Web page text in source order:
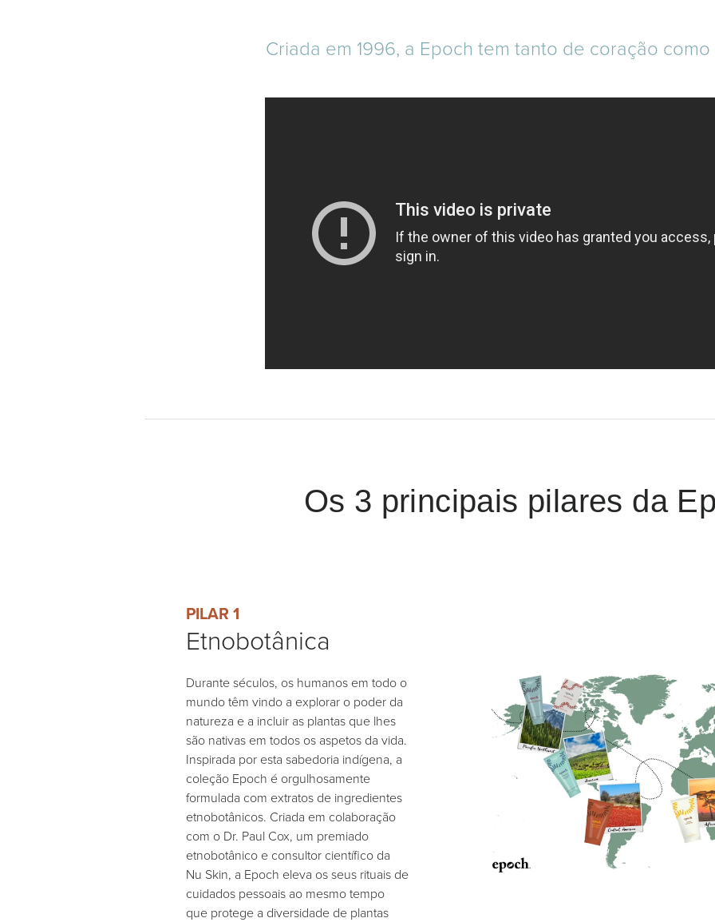
Criada em 1996, a Epoch tem tanto de coração
Os 3 principais pilares da
PILAR 1
Etnobotânica
Durante séculos, os humanos em todo o
mundo têm vindo a explorar o poder da
natureza e a incluir as plantas que lhes
são nativas em todos os aspetos da vida.
Inspirada por esta sabedoria indígena, a
coleção Epoch é orgulhosamente
formulada com extratos de ingredientes
etnobotânicos. Criada em colaboração
com o Dr. Paul Cox, um premiado
etnobotânico e consultor científico da
Nu Skin, a Epoch eleva os seus rituais de
cuidados pessoais ao mesmo tempo
que protege a diversidade de plantas